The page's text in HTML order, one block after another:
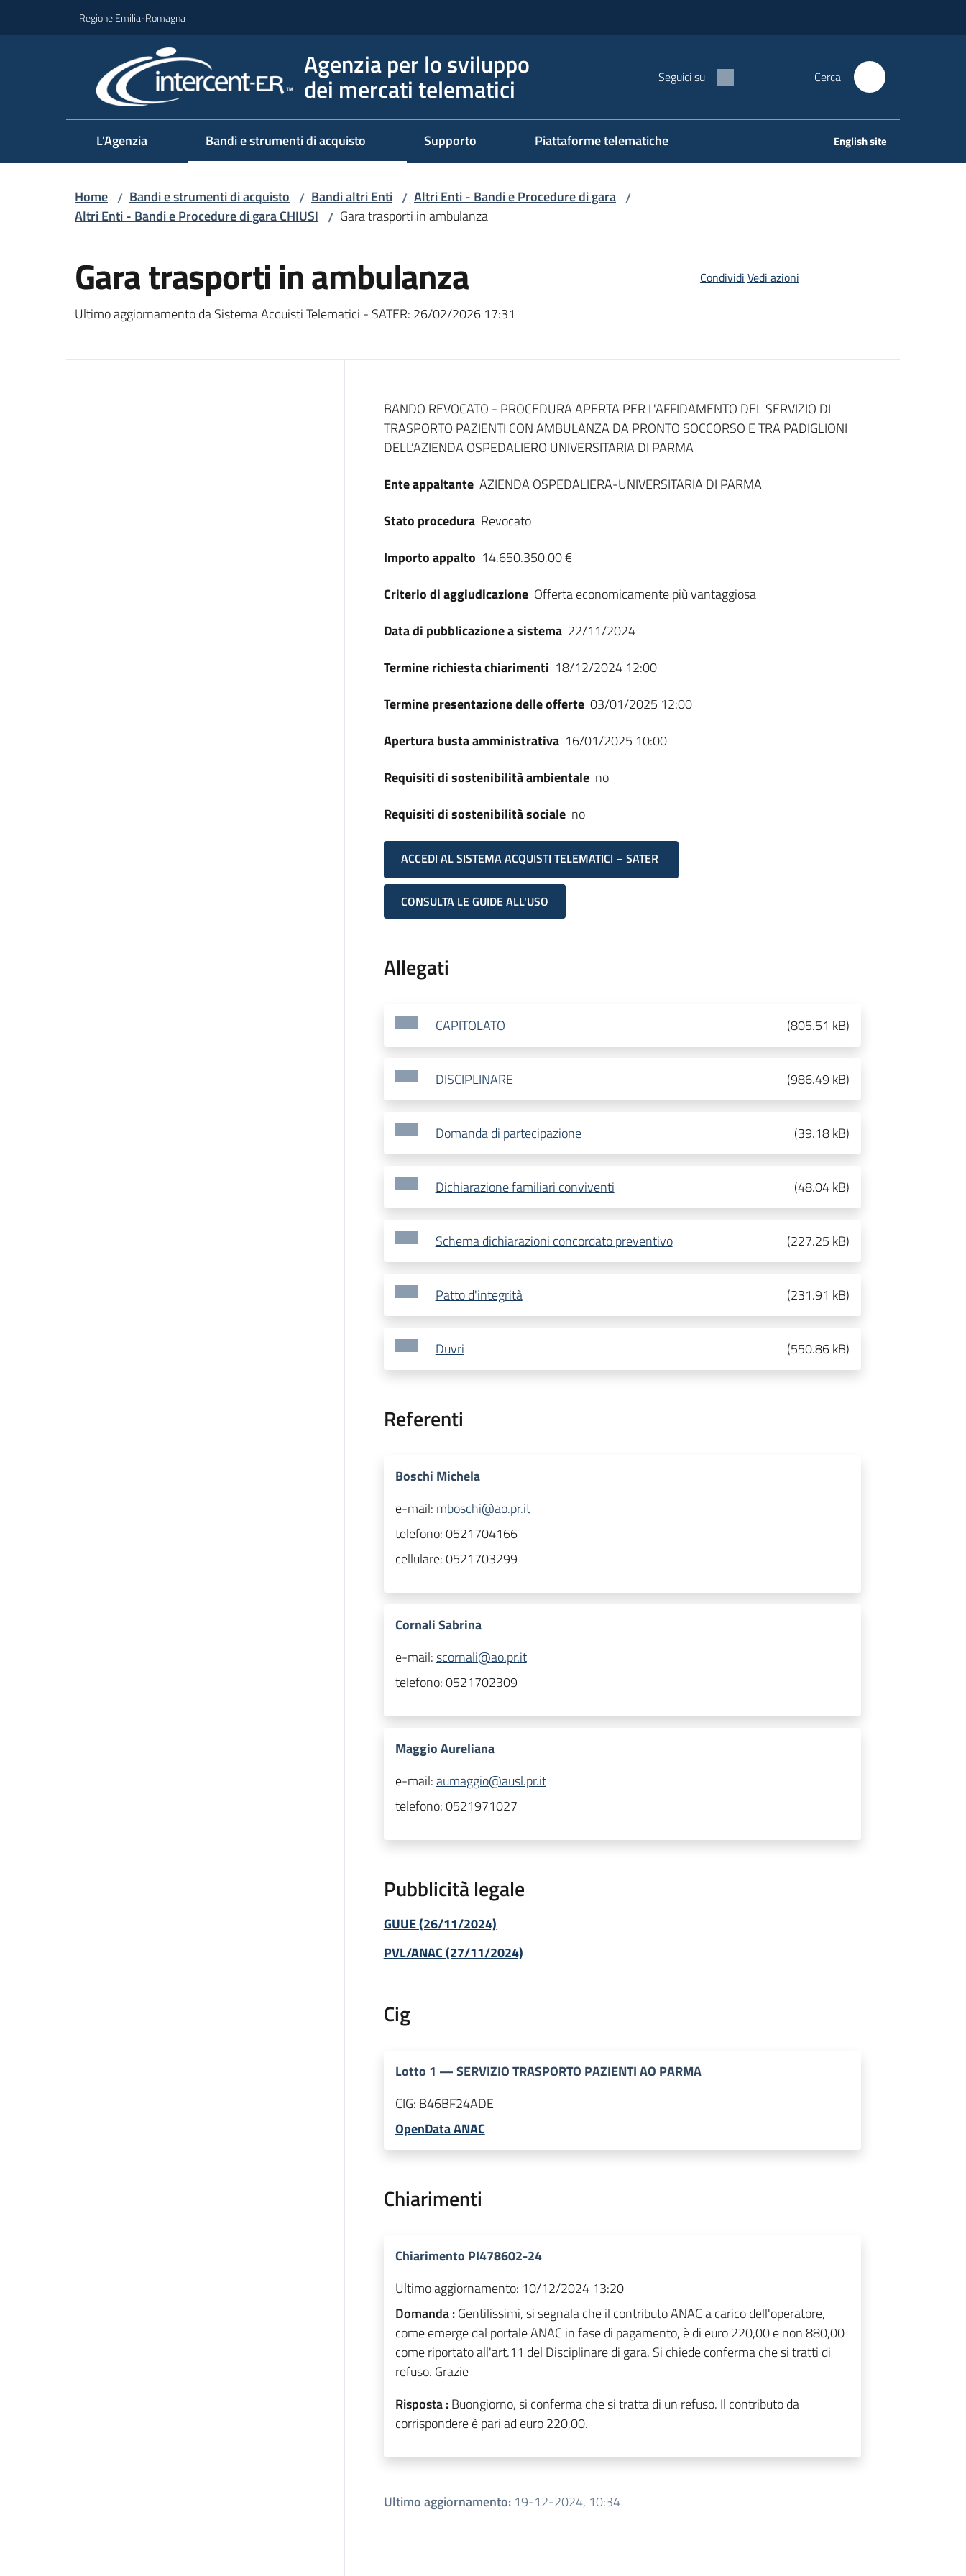
Regione Emilia-Romagna
Agenzia per lo sviluppo
dei mercati telematici Seguici su Cerca
L'Agenzia Bandi e strumenti di acquisto Supporto Piattaforme telematiche English site
Home / Bandi e strumenti di acquisto / Bandi altri Enti / Altri Enti - Bandi e Procedure di gara /
Altri Enti - Bandi e Procedure di gara CHIUSI / Gara trasporti in ambulanza
Gara trasporti in ambulanza
Ultimo aggiornamento da Sistema Acquisti Telematici - SATER: 26/02/2026 17:31
Condividi Vedi azioni
Dati del bando
BANDO REVOCATO - PROCEDURA APERTA PER L'AFFIDAMENTO DEL SERVIZIO DI
TRASPORTO PAZIENTI CON AMBULANZA DA PRONTO SOCCORSO E TRA PADIGLIONI
DELL’AZIENDA OSPEDALIERO UNIVERSITARIA DI PARMA
Ente appaltante AZIENDA OSPEDALIERA-UNIVERSITARIA DI PARMA
Stato procedura Revocato
Importo appalto 14.650.350,00 €
Criterio di aggiudicazione Offerta economicamente più vantaggiosa
Data di pubblicazione a sistema 22/11/2024
Termine richiesta chiarimenti 18/12/2024 12:00
Termine presentazione delle offerte 03/01/2025 12:00
Apertura busta amministrativa 16/01/2025 10:00
Requisiti di sostenibilità ambientale no
Requisiti di sostenibilità sociale no
ACCEDI AL SISTEMA ACQUISTI TELEMATICI – SATER
CONSULTA LE GUIDE ALL'USO
Allegati
CAPITOLATO (805.51 kB)
DISCIPLINARE (986.49 kB)
Domanda di partecipazione (39.18 kB)
Dichiarazione familiari conviventi (48.04 kB)
Schema dichiarazioni concordato preventivo (227.25 kB)
Patto d'integrità (231.91 kB)
Duvri (550.86 kB)
Referenti
Boschi Michela
e-mail: mboschi@ao.pr.it
telefono:0521704166
cellulare:0521703299
Cornali Sabrina
e-mail:scornali@ao.pr.it
telefono:0521702309
Maggio Aureliana
e-mail:aumaggio@ausl.pr.it
telefono:0521971027
Pubblicità legale
GUUE (26/11/2024)
PVL/ANAC (27/11/2024)
Cig
Lotto 1 —SERVIZIO TRASPORTO PAZIENTI AO PARMA
CIG: B46BF24ADE
OpenData ANAC
Chiarimenti
Chiarimento PI478602-24
Ultimo aggiornamento: 10/12/2024 13:20
Domanda :Gentilissimi, si segnala che il contributo ANAC a carico dell'operatore,
come emerge dal portale ANAC in fase di pagamento, è di euro 220,00 e non 880,00
come riportato all'art.11 del Disciplinare di gara. Si chiede conferma che si tratti di
refuso. Grazie
Risposta :Buongiorno, si conferma che si tratta di un refuso. Il contributo da
corrispondere è pari ad euro 220,00.
Ultimo aggiornamento: 19-12-2024, 10:34